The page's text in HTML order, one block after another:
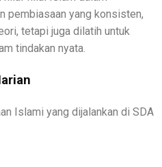
pembiasaan yang konsisten,
tetapi juga dilatih untuk
tindakan nyata.
Islami yang dijalankan di SDA